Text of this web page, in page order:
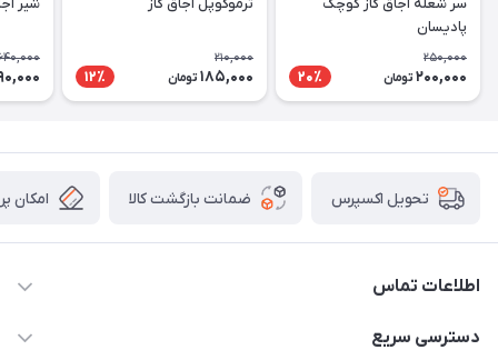
سر شعله اجاق گاز کوچک
پادیسان
250,000
200,000 تومان 20٪
ترموکوپل اجاق گاز
210,000
185,000 تومان 12٪
شیر
تحویل اکسپرس ضمانت بازگشت کالا امکان
اطلاعات تماس
09106753413
دسترسی سریع